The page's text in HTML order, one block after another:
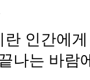
인간에
나는 바람